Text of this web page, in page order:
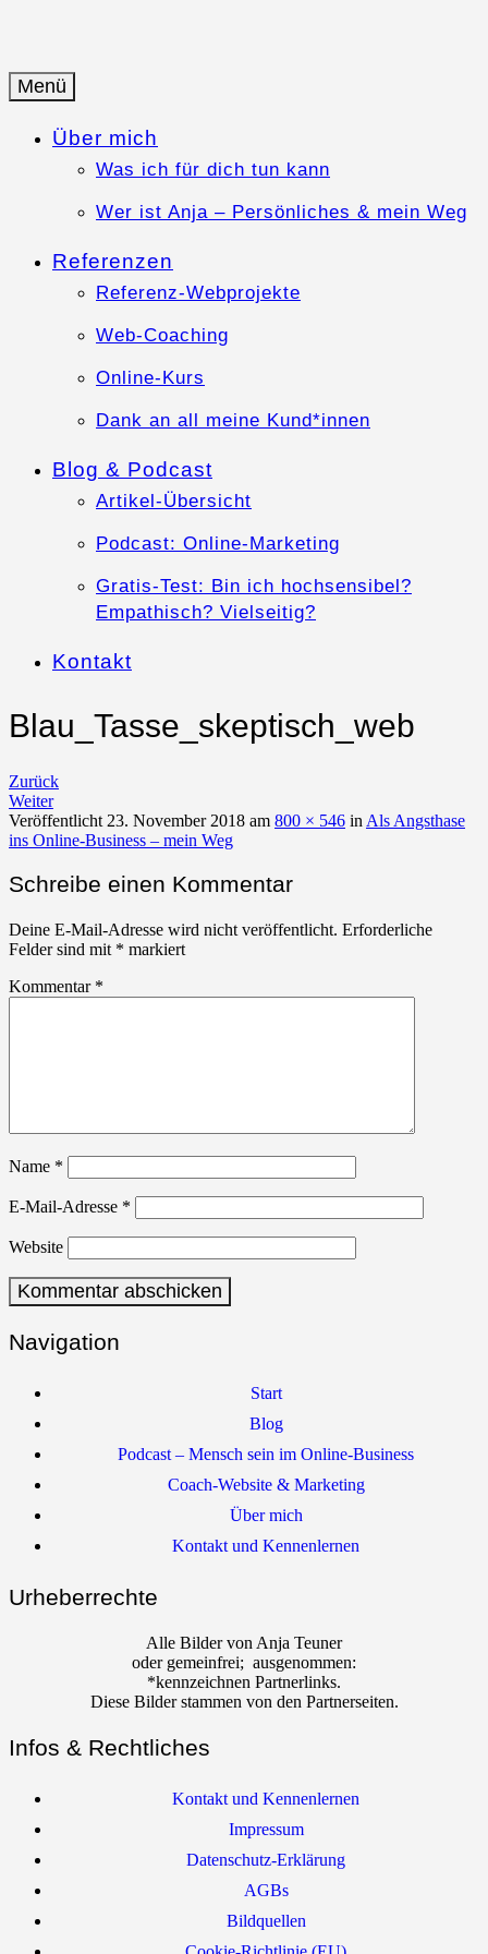
Anja-Teuner.de
Web-Business mit Herz
Menü
Über mich
Was ich für dich tun kann
Wer ist Anja – Persönliches & mein Weg
Referenzen
Referenz-Webprojekte
Web-Coaching
Online-Kurs
Dank an all meine Kund*innen
Blog & Podcast
Artikel-Übersicht
Podcast: Online-Marketing
Gratis-Test: Bin ich hochsensibel?
Empathisch? Vielseitig?
Kontakt
Blau_Tasse_skeptisch_web
Zurück
Weiter
Veröffentlicht 23. November 2018 am 800 × 546 in Als Angsthase
ins Online-Business – mein Weg
Schreibe einen Kommentar
Deine E-Mail-Adresse wird nicht veröffentlicht. Erforderliche
Felder sind mit * markiert
Kommentar *
Name *
E-Mail-Adresse *
Website
Navigation
Start
Blog
Podcast – Mensch sein im Online-Business
Coach-Website & Marketing
Über mich
Kontakt und Kennenlernen
Urheberrechte
Alle Bilder von Anja Teuner
oder gemeinfrei; ausgenommen:
*kennzeichnen Partnerlinks.
Diese Bilder stammen von den Partnerseiten.
Infos & Rechtliches
Kontakt und Kennenlernen
Impressum
Datenschutz-Erklärung
AGBs
Bildquellen